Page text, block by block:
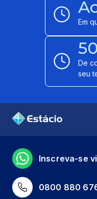
Em
De
seu
0800 880
Inscreva-se